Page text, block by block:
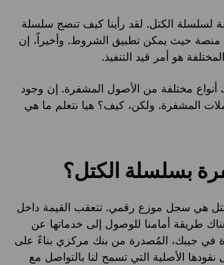
لسلسلة الكتل. لقد رأينا كيف تنضج سلسلة
منصة حيث يمكن تطبيق الشروط. وأخيراً، إن
هو أمر قيد التنفيذ.
مختلفة من الأصول المشفرة. إن وجود
المشفرة. ولكن، كيف؟ هيا نتعلم ما هي
بسلسلة الكتل؟
هي سجل موزع رقمي. تتعقب القيمة داخل
طريقة أمامنا للوصول إلى خدماتها عن
في جيبك، المُصدرة من بنك مركزي بناءً على
الأصلية التي تسمح لنا بالتواصل مع